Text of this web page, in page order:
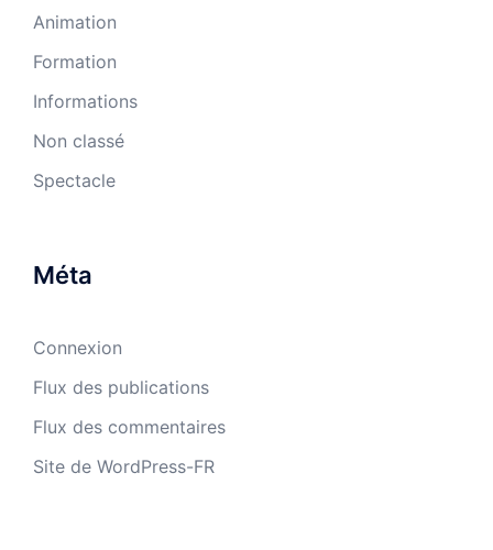
Animation
Formation
Informations
Non classé
Spectacle
Méta
Connexion
Flux des publications
Flux des commentaires
Site de WordPress-FR